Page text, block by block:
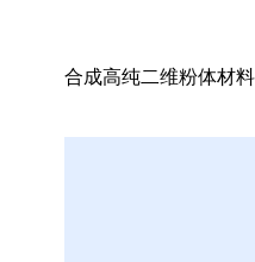
合成高纯二维粉体材